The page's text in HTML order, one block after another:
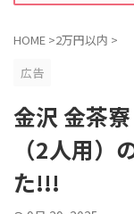
HOME >2万円以内 >
広告
金沢 金茶
（2人用）
た!!!